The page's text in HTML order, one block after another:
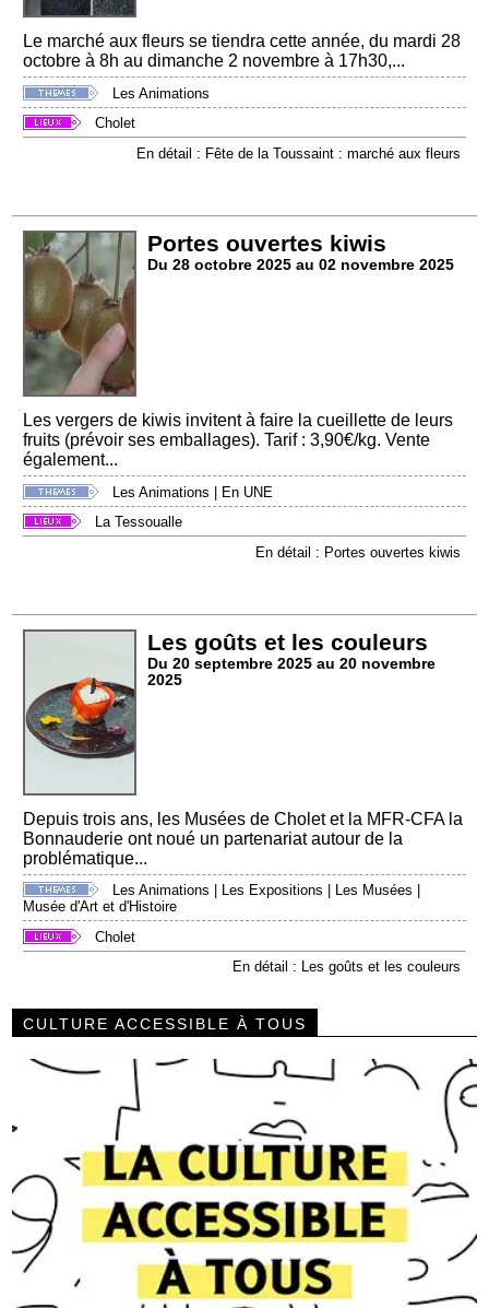
Le marché aux fleurs se tiendra cette année, du mardi 28
octobre à 8h au dimanche 2 novembre à 17h30,...
Les Animations
Cholet
En détail : Fête de la Toussaint : marché aux fleurs
Portes ouvertes kiwis
Du 28 octobre 2025 au 02 novembre 2025
Les vergers de kiwis invitent à faire la cueillette de leurs
fruits (prévoir ses emballages). Tarif : 3,90€/kg. Vente
également...
Les Animations | En UNE
La Tessoualle
En détail : Portes ouvertes kiwis
Les goûts et les couleurs
Du 20 septembre 2025 au 20 novembre
2025
Depuis trois ans, les Musées de Cholet et la MFR-CFA la
Bonnauderie ont noué un partenariat autour de la
problématique...
Les Animations Les Expositions Les Musées
Musée d'Art et d'Histoire
Cholet
En détail : Les goûts et les couleurs
CULTURE ACCESSIBLE À TOUS